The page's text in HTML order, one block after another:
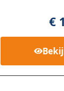
ngen
€